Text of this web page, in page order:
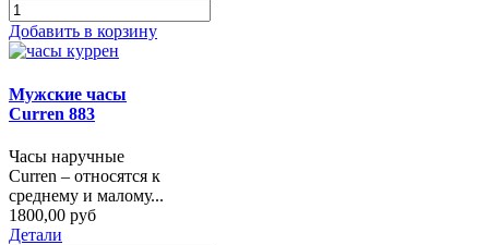
Добавить в корзину
Мужские часы
Curren 883
Часы наручные
Curren – относятся к
среднему и малому...
1800,00 руб
Детали